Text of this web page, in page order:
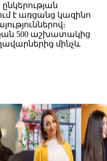
ընկերության
է առցանց կազինո
քան 500 աշխատակից
մինչև